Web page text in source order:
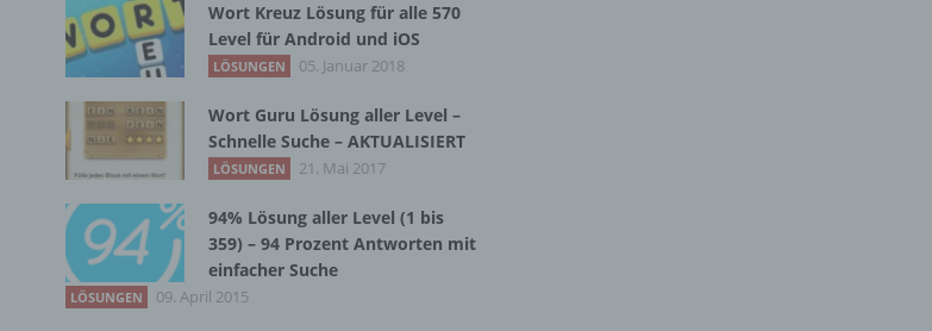
Wort Kreuz Lösung für alle 570
Level für Android und iOS
LÖSUNGEN 05. Januar 2018
Wort Guru Lösung aller Level –
Schnelle Suche – AKTUALISIERT
LÖSUNGEN 21. Mai 2017
94% Lösung aller Level (1 bis
359) – 94 Prozent Antworten mit
einfacher Suche
LÖSUNGEN 09. April 2015